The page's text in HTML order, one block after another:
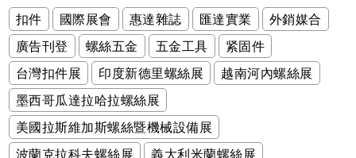
扣件 國際展會 惠達雜誌 匯達實業
外銷媒合
廣告刊登
螺絲五金 五金工具
紧固件
台灣扣件展
印度新德里螺絲展
越南河內螺絲展
墨西哥瓜達拉哈拉螺絲展
美國拉斯維加斯螺絲暨機械設備展
波蘭克拉科夫螺絲展
義大利米蘭螺絲展